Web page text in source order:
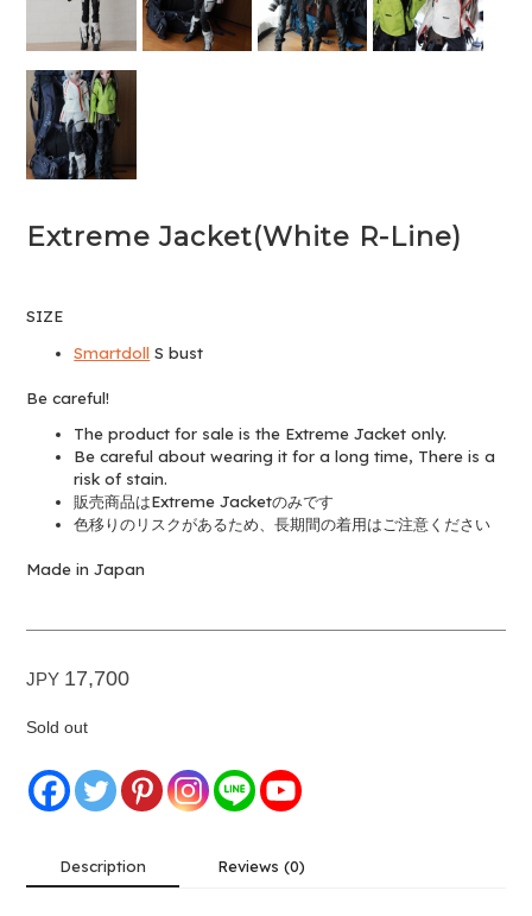
Extreme Jacket(White R-Line)
SIZE
Smartdoll S bust
Be careful!
The product for sale is the Extreme Jacket only.
Be careful about wearing it for a long time, There is a
risk of stain.
販売商品はExtreme Jacketのみです
色移りのリスクがあるため、長期間の着用はご注意ください
Made in Japan
JPY 17,700
Sold out
Description Reviews (0)